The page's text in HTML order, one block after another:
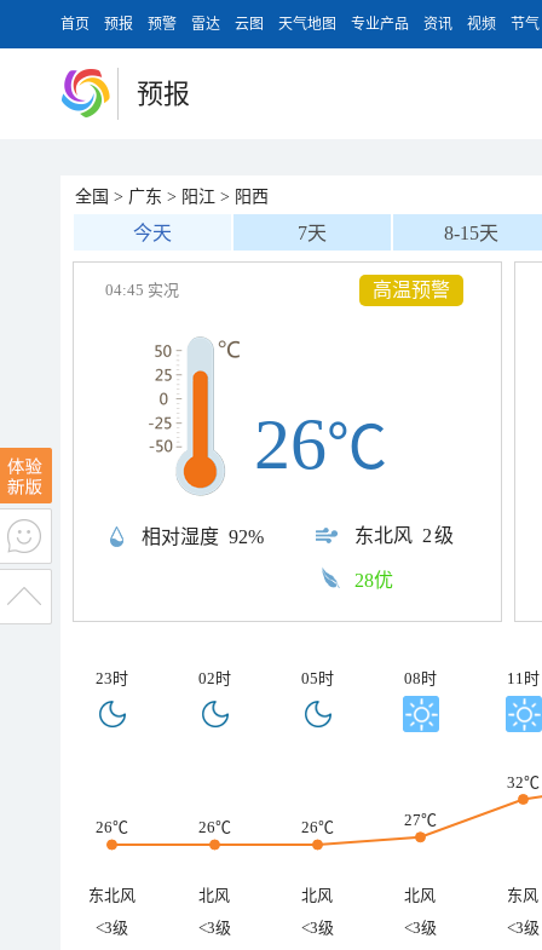
首页 预报 预警 雷达 云图 天气地图 专业产品 资讯 视频 节气
预报
全国 > 广东 > 阳江 > 阳西
今天 7天 8-15天
高温预警
04:45 实况
相对湿度 92% 东北风 2级
26℃
28优
23时 02时 05时 08时 11时
26℃ 26℃ 26℃ 27℃
32℃
东北风 北风 北风 北风
东风
<3级
<3级 <3级 <3级 <3级